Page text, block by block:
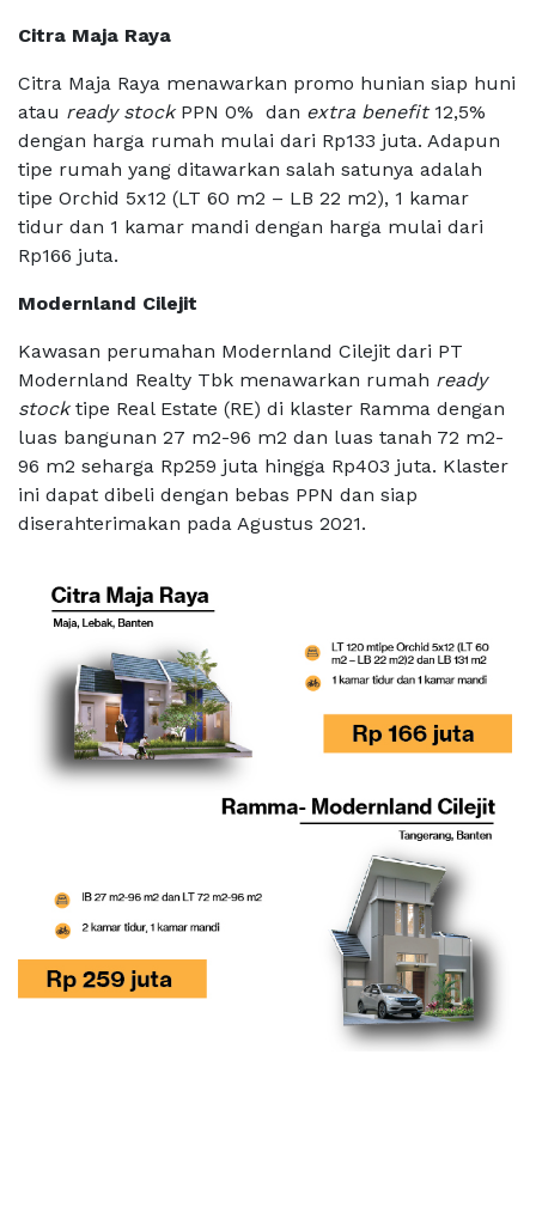
Citra Maja Raya
Citra Maja Raya menawarkan promo hunian siap huni
atau ready stockPPN 0% dan extra benefit12,5%
dengan harga rumah mulai dari Rp133 juta. Adapun
tipe rumah yang ditawarkan salah satunya adalah
tipe Orchid 5x12 (LT 60 m2 – LB 22 m2), 1 kamar
tidur dan 1 kamar mandi dengan harga mulai dari
Rp166 juta.
Modernland Cilejit
Kawasan perumahan Modernland Cilejit dari PT
Modernland Realty Tbk menawarkan rumah ready
stocktipe Real Estate (RE) di klaster Ramma dengan
luas bangunan 27 m2-96 m2 dan luas tanah 72 m2-
96 m2 seharga Rp259 juta hingga Rp403 juta. Klaster
ini dapat dibeli dengan bebas PPN dan siap
diserahterimakan pada Agustus 2021.